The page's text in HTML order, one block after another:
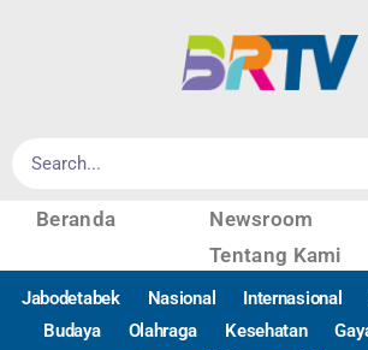
Beranda Newsroom
Tentang Kami
Jabodetabek Nasional Internasional
Budaya
Olahraga Kesehatan